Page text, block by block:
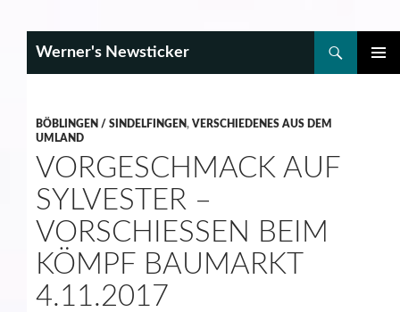
Werner's Newsticker
BÖBLINGEN / SINDELFINGEN, VERSCHIEDENES AUS DEM
UMLAND
VORGESCHMACK AUF
SYLVESTER –
VORSCHIESSEN BEIM K
ÖMPF BAUMARKT 4
.11.2017